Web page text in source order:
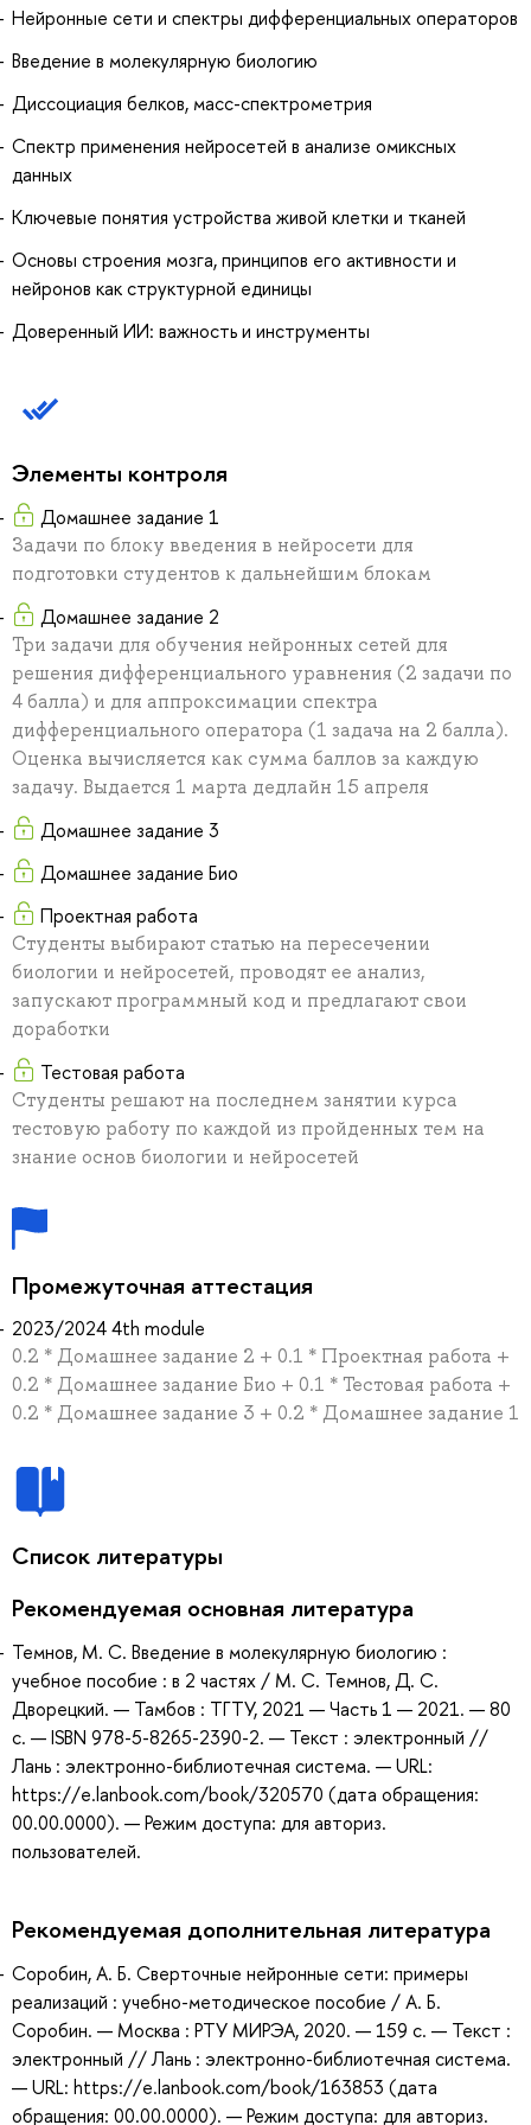
Нейронные сети и спектры дифференциальных операторов
Введение в молекулярную биологию
Диссоциация белков, масс-спектрометрия
Спектр применения нейросетей в анализе омиксных
данных
Ключевые понятия устройства живой клетки и тканей
Основы строения мозга, принципов его активности и
нейронов как структурной единицы
Доверенный ИИ: важность и инструменты
Элементы контроля
Домашнее задание 1
Задачи по блоку введения в нейросети для
подготовки студентов к дальнейшим блокам
Домашнее задание 2
Три задачи для обучения нейронных сетей для
решения дифференциального уравнения (2 задачи по
4 балла) и для аппроксимации спектра
дифференциального оператора (1 задача на 2 балла).
Оценка вычисляется как сумма баллов за каждую
задачу. Выдается 1 марта дедлайн 15 апреля
Домашнее задание 3
Домашнее задание Био
Проектная работа
Студенты выбирают статью на пересечении
биологии и нейросетей, проводят ее анализ,
запускают программный код и предлагают свои
доработки
Тестовая работа
Студенты решают на последнем занятии курса
тестовую работу по каждой из пройденных тем на
знание основ биологии и нейросетей
Промежуточная аттестация
2023/2024 4th module
0.2 * Домашнее задание 2 + 0.1 * Проектная работа +
0.2 * Домашнее задание Био + 0.1 * Тестовая работа +
0.2 * Домашнее задание 3 + 0.2 * Домашнее задание 1
Список литературы
Рекомендуемая основная литература
Темнов, М. С. Введение в молекулярную биологию :
учебное пособие : в 2 частях / М. С. Темнов, Д. С.
Дворецкий. — Тамбов : ТГТУ, 2021 — Часть 1 — 2021. — 80
с. — ISBN 978-5-8265-2390-2. — Текст : электронный //
Лань : электронно-библиотечная система. — URL:
https://e.lanbook.com/book/320570 (дата обращения:
00.00.0000). — Режим доступа: для авториз.
пользователей.
Рекомендуемая дополнительная литература
Соробин, А. Б. Сверточные нейронные сети: примеры
реализаций : учебно-методическое пособие / А. Б.
Соробин. — Москва : РТУ МИРЭА, 2020. — 159 с. — Текст :
электронный // Лань : электронно-библиотечная система.
— URL: https://e.lanbook.com/book/163853 (дата
обращения: 00.00.0000). — Режим доступа: для авториз.